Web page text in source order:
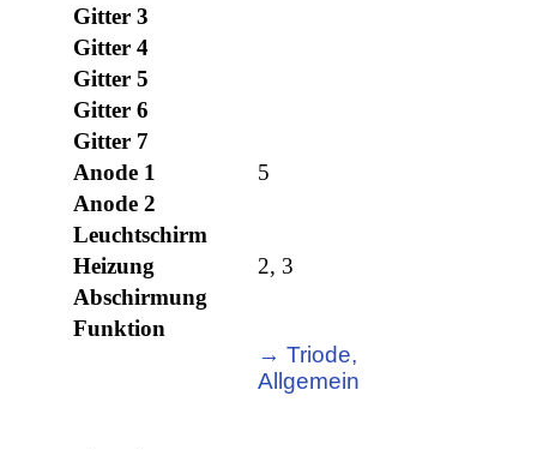
Gitter 3
Gitter 4
Gitter 5
Gitter 6
Gitter 7
Anode 1
5
Anode 2
Leuchtschirm
Heizung
2, 3
Abschirmung
Funktion
→ Triode,
Allgemein